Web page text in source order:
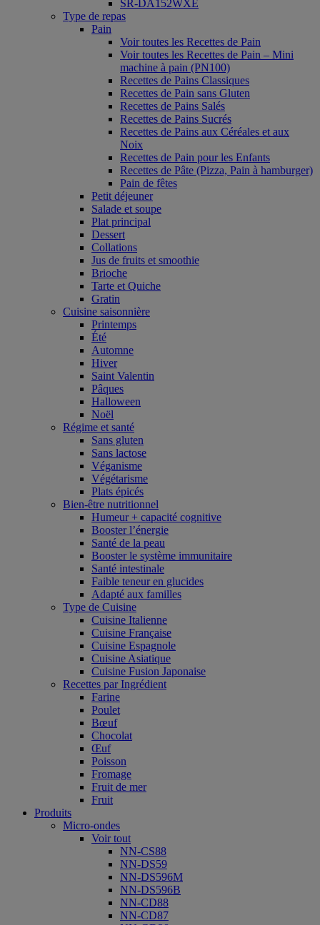
SR-DA152WXE
Type de repas
Pain
Voir toutes les Recettes de Pain
Voir toutes les Recettes de Pain – Mini
machine à pain (PN100)
Recettes de Pains Classiques
Recettes de Pain sans Gluten
Recettes de Pains Salés
Recettes de Pains Sucrés
Recettes de Pains aux Céréales et aux
Noix
Recettes de Pain pour les Enfants
Recettes de Pâte (Pizza, Pain à hamburger)
Pain de fêtes
Petit déjeuner
Salade et soupe
Plat principal
Dessert
Collations
Jus de fruits et smoothie
Brioche
Tarte et Quiche
Gratin
Cuisine saisonnière
Printemps
Été
Automne
Hiver
Saint Valentin
Pâques
Halloween
Noël
Régime et santé
Sans gluten
Sans lactose
Véganisme
Végétarisme
Plats épicés
Bien-être nutritionnel
Humeur + capacité cognitive
Booster l’énergie
Santé de la peau
Booster le système immunitaire
Santé intestinale
Faible teneur en glucides
Adapté aux familles
Type de Cuisine
Cuisine Italienne
Cuisine Française
Cuisine Espagnole
Cuisine Asiatique
Cuisine Fusion Japonaise
Recettes par Ingrédient
Farine
Poulet
Bœuf
Chocolat
Œuf
Poisson
Fromage
Fruit de mer
Fruit
Produits
Micro-ondes
Voir tout
NN-CS88
NN-DS59
NN-DS596M
NN-DS596B
NN-CD88
NN-CD87